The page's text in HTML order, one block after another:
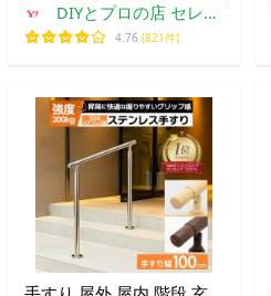
DIYとプロの店 セレク
トツール
4.76 (821件)